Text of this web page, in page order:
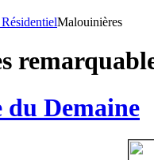
Malouinières
Demaine